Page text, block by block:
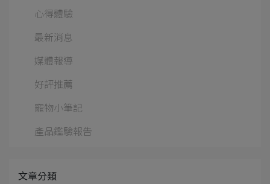
心得體驗
最新消息
媒體報導
好評推薦
寵物小筆記
產品鑑驗報告
文章分類